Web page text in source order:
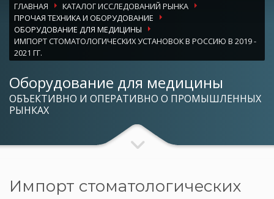
ГЛАВНАЯ
КАТАЛОГ ИССЛЕДОВАНИЙ РЫНКА
ПРОЧАЯ ТЕХНИКА И ОБОРУДОВАНИЕ
ОБОРУДОВАНИЕ ДЛЯ МЕДИЦИНЫ
ИМПОРТ СТОМАТОЛОГИЧЕСКИХ УСТАНОВОК В РОССИЮ В 2019 -
2021 ГГ.
Оборудование для медицины
ОБЪЕКТИВНО И ОПЕРАТИВНО О ПРОМЫШЛЕННЫХ
РЫНКАХ
Импорт стоматологических